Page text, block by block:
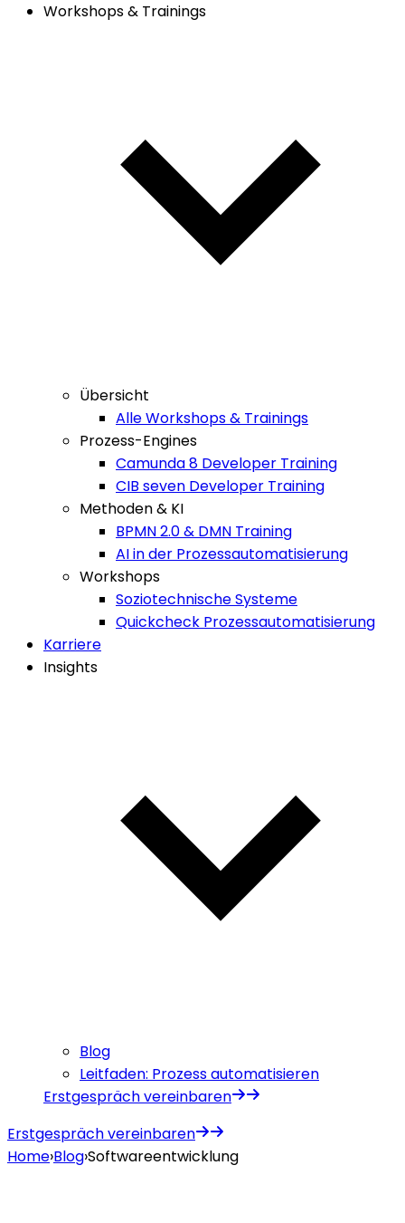
Workshops & Trainings
Übersicht
Alle Workshops & Trainings
Prozess-Engines
Camunda 8 Developer Training
CIB seven Developer Training
Methoden & KI
BPMN 2.0 & DMN Training
AI in der Prozessautomatisierung
Workshops
Soziotechnische Systeme
Quickcheck Prozessautomatisierung
Karriere
Insights
Blog
Leitfaden: Prozess automatisieren
Erstgespräch vereinbaren
Erstgespräch vereinbaren
Home›Blog›Softwareentwicklung